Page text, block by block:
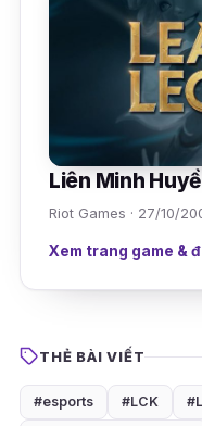
Liên Minh
Riot Games · 27/10/
Xem trang game &
THẺ BÀI VIẾT
#esports #LCK